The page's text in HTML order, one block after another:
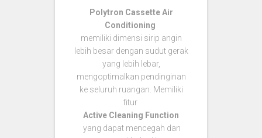
Polytron Cassette Air
Conditioning
memiliki dimensi sirip angin
lebih besar dengan sudut gerak
yang lebih lebar,
mengoptimalkan pendinginan
ke seluruh ruangan. Memiliki
fitur
Active Cleaning Function
yang dapat mencegah dan